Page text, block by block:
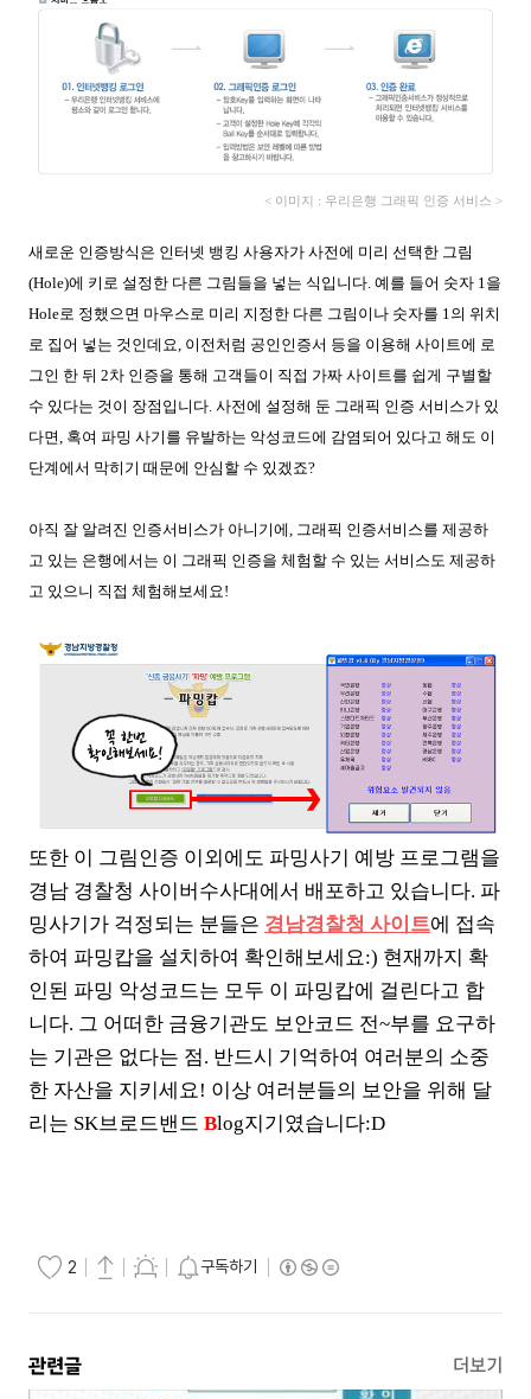
< 이미지 : 우리은행 그래픽 인증 서비스 >
새로운 인증방식은 인터넷 뱅킹 사용자가 사전에 미리 선택한 그림
(Hole)에 키로 설정한 다른 그림들을 넣는 식입니다. 예를 들어 숫자 1을
Hole로 정했으면 마우스로 미리 지정한 다른 그림이나 숫자를 1의 위치
로 집어 넣는 것인데요, 이전처럼 공인인증서 등을 이용해 사이트에 로
그인 한 뒤 2차 인증을 통해 고객들이 직접 가짜 사이트를 쉽게 구별할
수 있다는 것이 장점입니다. 사전에 설정해 둔 그래픽 인증 서비스가 있
다면, 혹여 파밍 사기를 유발하는 악성코드에 감염되어 있다고 해도 이
단계에서 막히기 때문에 안심할 수 있겠죠?
아직 잘 알려진 인증서비스가 아니기에, 그래픽 인증서비스를 제공하
고 있는 은행에서는 이 그래픽 인증을 체험할 수 있는 서비스도 제공하
고 있으니 직접 체험해보세요!
또한 이 그림인증 이외에도 파밍사기 예방 프로그램을
경남 경찰청 사이버수사대에서 배포하고 있습니다. 파
밍사기가 걱정되는 분들은 경남경찰청 사이트에 접속
하여 파밍캅을 설치하여 확인해보세요:) 현재까지 확
인된 파밍 악성코드는 모두 이 파밍캅에 걸린다고 합
니다. 그 어떠한 금융기관도 보안코드 전~부를 요구하
는 기관은 없다는 점. 반드시 기억하여 여러분의 소중
한 자산을 지키세요! 이상 여러분들의 보안을 위해 달
리는 SK브로드밴드 Blog지기였습니다:D
2 구독하기
관련글 더보기